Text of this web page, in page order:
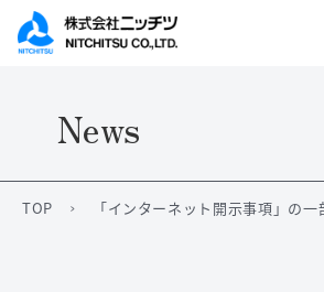
事業内容
TOP 「インターネット開示事項」の
News